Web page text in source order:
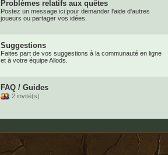
Problèmes relatifs aux quêtes
Postez un message ici pour demander l'aide d'autres
joueurs ou partager vos idées.
Suggestions
Faites part de vos suggestions à la communauté en ligne
et à votre équipe Allods.
FAQ / Guides
2 invité(s)